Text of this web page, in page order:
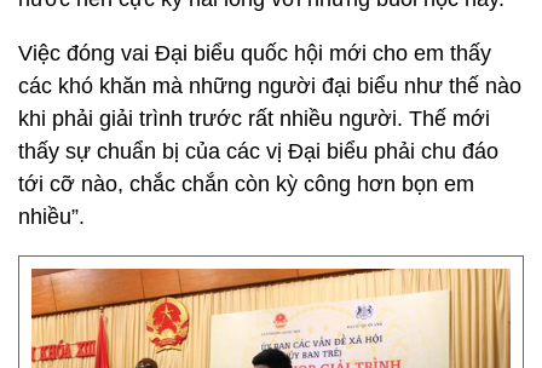
Việc đóng vai Đại biểu quốc hội mới cho em thấy
các khó khăn mà những người đại biểu như thế nào
khi phải giải trình trước rất nhiều người. Thế mới
thấy sự chuẩn bị của các vị Đại biểu phải chu đáo
tới cỡ nào, chắc chắn còn kỳ công hơn bọn em
nhiều”.